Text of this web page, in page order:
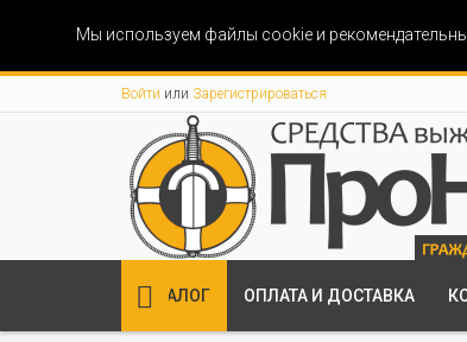
Мы используем файлы cookie и
Войти или Зарегистрироваться
КАТАЛОГ ОПЛАТА И ДОСТАВКА